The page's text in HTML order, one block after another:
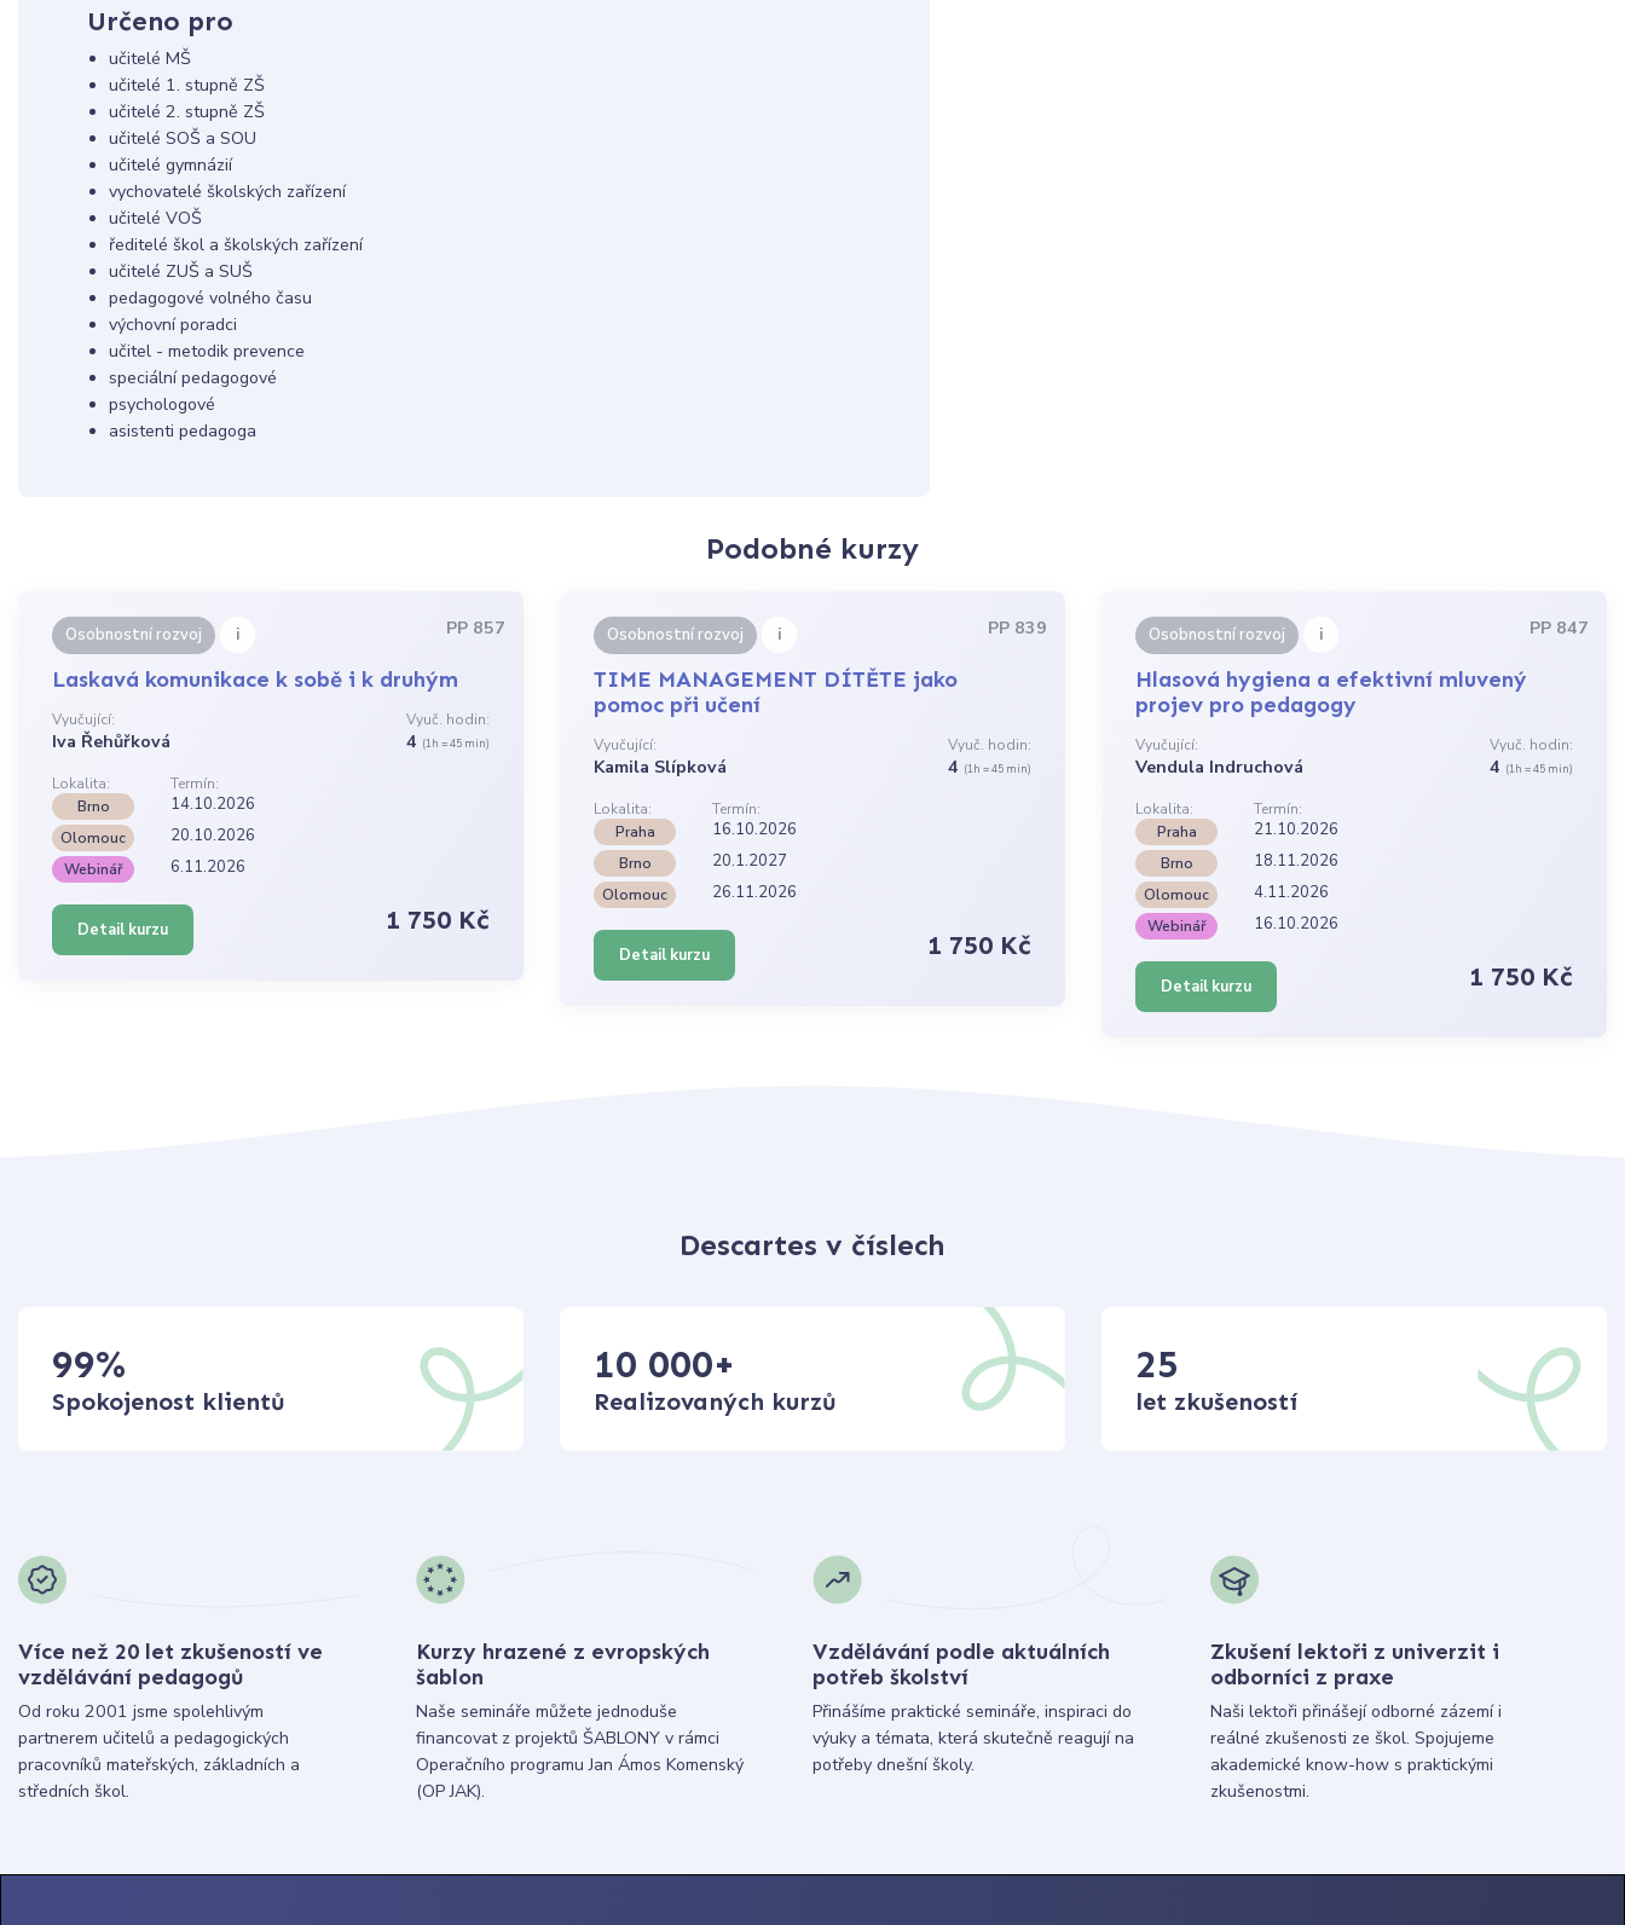
Určeno pro
učitelé MŠ
učitelé 1. stupně ZŠ
učitelé 2. stupně ZŠ
učitelé SOŠ a SOU
učitelé gymnázií
vychovatelé školských zařízení
učitelé VOŠ
ředitelé škol a školských zařízení
učitelé ZUŠ a SUŠ
pedagogové volného času
výchovní poradci
učitel - metodik prevence
speciální pedagogové
psychologové
asistenti pedagoga
Podobné kurzy
Osobnostní rozvoj i PP 857
Laskavá komunikace k sobě i k druhým
Vyučující:
Iva Řehůřková
Vyuč. hodin:
4 (1h = 45 min)
Lokalita:
Termín:
Brno
14.10.2026
Olomouc 20.10.2026
Webinář 6.11.2026
Detail kurzu 1 750 Kč
Osobnostní rozvoj i PP 839
TIME MANAGEMENT DÍTĚTE jako
pomoc při učení
Vyučující:
Kamila Slípková
Vyuč. hodin:
4 (1h = 45 min)
Lokalita:
Termín:
Praha
16.10.2026
Brno 20.1.2027
Olomouc 26.11.2026
Detail kurzu 1 750 Kč
Osobnostní rozvoj i PP 847
Hlasová hygiena a efektivní mluvený
projev pro pedagogy
Vyučující:
Vendula Indruchová
Vyuč. hodin:
4 (1h = 45 min)
Lokalita:
Termín:
Praha
21.10.2026
Brno 18.11.2026
Olomouc 4.11.2026
Webinář 16.10.2026
Detail kurzu 1 750 Kč
Descartes v číslech
99%
Spokojenost klientů
10 000+
Realizovaných kurzů
25
let zkušeností
Více než 20 let zkušeností ve
vzdělávání pedagogů
Od roku 2001 jsme spolehlivým
partnerem učitelů a pedagogických
pracovníků mateřských, základních a
středních škol.
Kurzy hrazené z evropských
šablon
Naše semináře můžete jednoduše
financovat z projektů ŠABLONY v rámci
Operačního programu Jan Ámos Komenský
(OP JAK).
Vzdělávání podle aktuálních
potřeb školství
Přinášíme praktické semináře, inspiraci do
výuky a témata, která skutečně reagují na
potřeby dnešní školy.
Zkušení lektoři z univerzit i
odborníci z praxe
Naši lektoři přinášejí odborné zázemí i
reálné zkušenosti ze škol. Spojujeme
akademické know-how s praktickými
zkušenostmi.